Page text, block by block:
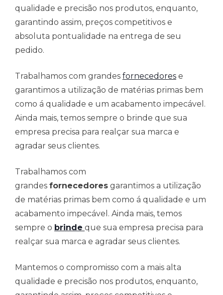
qualidade e precisão nos produtos, enquanto,
garantindo assim, preços competitivos e
absoluta pontualidade na entrega de seu
pedido.
Trabalhamos com grandes fornecedores e
garantimos a utilização de matérias primas bem
como á qualidade e um acabamento impecável.
Ainda mais, temos sempre o brinde que sua
empresa precisa para realçar sua marca e
agradar seus clientes.
Trabalhamos com
grandes fornecedores garantimos a utilização
de matérias primas bem como á qualidade e um
acabamento impecável. Ainda mais, temos
sempre o brinde que sua empresa precisa para
realçar sua marca e agradar seus clientes.
Mantemos o compromisso com a mais alta
qualidade e precisão nos produtos, enquanto,